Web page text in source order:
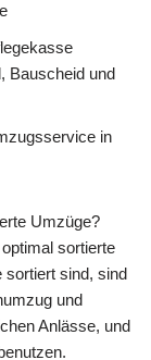
Bauscheid und
in
Umzüge?
sortierte
sortiert sind, sind
und
Anlässe, und